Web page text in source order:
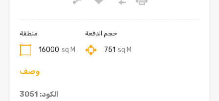
منطقة
16000 sq M
حجم الدفعة
751 sq M
وصف
الكود: 3051